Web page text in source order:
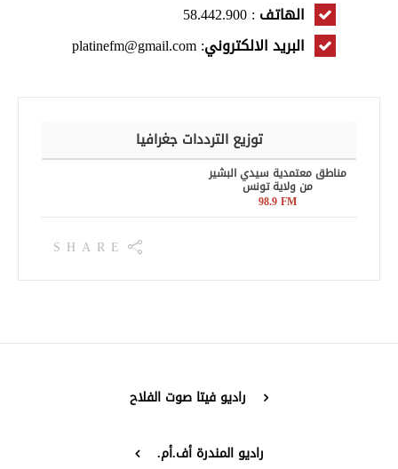
الهاتف : 58.442.900
البريد الالكتروني: platinefm@gmail.com
توزيع الترددات جغرافيا
مناطق معتمدية سيدي البشير
من ولاية تونس
98.9 FM
SHARE
راديو فيتا صوت الفلاح
راديو المندرة أف.أم.
Français العربية